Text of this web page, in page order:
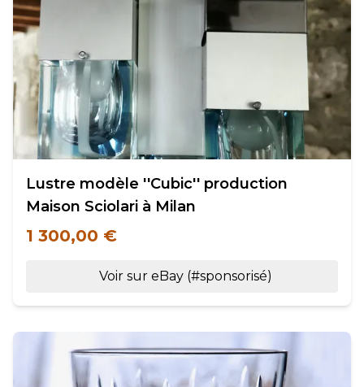
Lustre modèle ''Cubic'' production
Maison Sciolari à Milan
1 300,00 €
Voir sur eBay (#sponsorisé)